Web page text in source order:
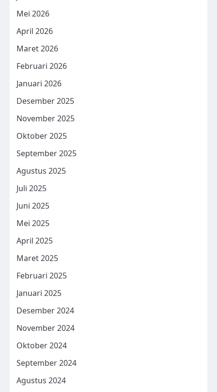
Mei 2026
April 2026
Maret 2026
Februari 2026
Januari 2026
Desember 2025
November 2025
Oktober 2025
September 2025
Agustus 2025
Juli 2025
Juni 2025
Mei 2025
April 2025
Maret 2025
Februari 2025
Januari 2025
Desember 2024
November 2024
Oktober 2024
September 2024
Agustus 2024